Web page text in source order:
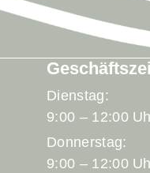
Dienstag:
9:00 – 12:00
Donnerstag:
9:00 – 12:00